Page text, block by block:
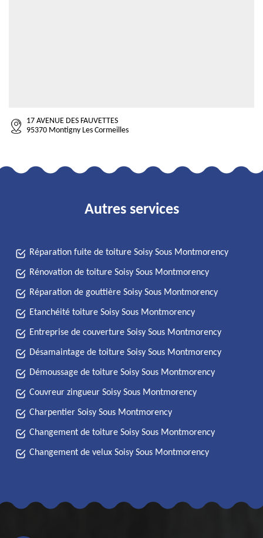
17 AVENUE DES FAUVETTES
95370 Montigny Les Cormeilles
Autres services
Réparation fuite de toiture Soisy Sous Montmorency
Rénovation de toiture Soisy Sous Montmorency
Réparation de gouttière Soisy Sous Montmorency
Etanchéité toiture Soisy Sous Montmorency
Entreprise de couverture Soisy Sous Montmorency
Désamaintage de toiture Soisy Sous Montmorency
Démoussage de toiture Soisy Sous Montmorency
Couvreur zingueur Soisy Sous Montmorency
Charpentier Soisy Sous Montmorency
Changement de toiture Soisy Sous Montmorency
Changement de velux Soisy Sous Montmorency